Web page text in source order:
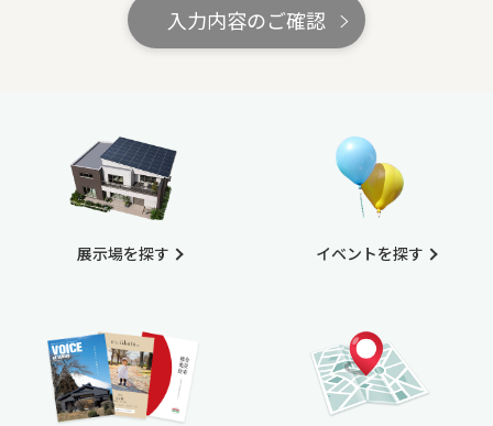
入力内容のご確認
展示場を探す イベントを探す